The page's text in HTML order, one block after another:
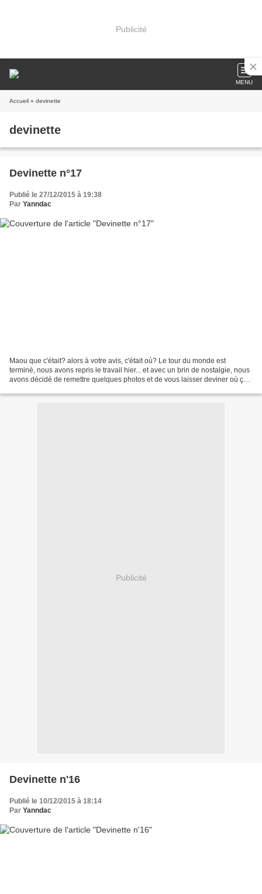
Publicité
MENU
Accueil » devinette
devinette
Devinette n°17
Publié le 27/12/2015 à 19:38
Par Yanndac
Maou que c'était? alors à votre avis, c'était où? Le tour du monde est
terminé, nous avons repris le travail hier... et avec un brin de nostalgie, nous
avons décidé de remettre quelques photos et de vous laisser deviner où ça
Publicité
Devinette n'16
Publié le 10/12/2015 à 18:14
Par Yanndac